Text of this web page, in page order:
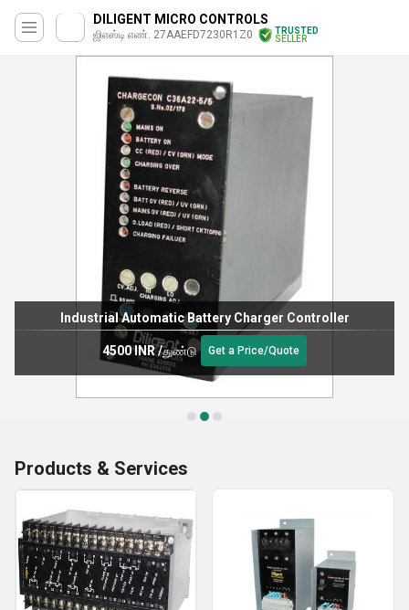
DILIGENT MICRO CONTROLS
ஜிஎஸ்டி எண். 27AAEFD7230R1Z0
TRUSTED
SELLER
Industrial Automatic Battery Charger Controller
4500 INR/துண்டு Get a Price/Quote
Products & Services